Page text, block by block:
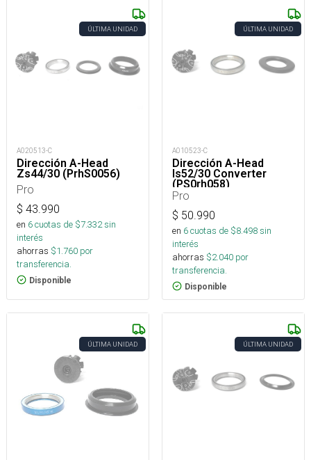
ÚLTIMA UNIDAD
A020513-C
Dirección A-Head
Zs44/30 (PrhS0056)
Pro
$ 43.990
en 6cuotas de $7.332sin
interés
ahorras $1.760 por
transferencia.
Disponible
ÚLTIMA UNIDAD
A010523-C
Dirección A-Head
Is52/30 Converter
(PS0rh058)
Pro
$ 50.990
en 6cuotas de $8.498sin
interés
ahorras $2.040 por
transferencia.
Disponible
ÚLTIMA UNIDAD ÚLTIMA UNIDAD